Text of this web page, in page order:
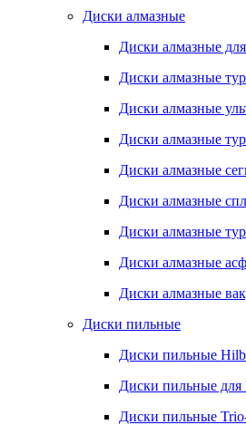
Диски алмазные
Диски алмазные
Диски алмазные
Диски алмазные
Диски алмазные
Диски алмазные
Диски алмазные
Диски алмазные
Диски алмазные
Диски алмазные
Диски пильные
Диски пильные
Диски пильные
Диски пильные